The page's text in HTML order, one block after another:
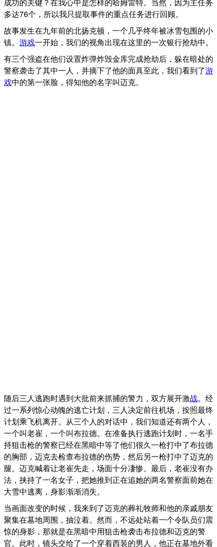
多达76个，所以我只提取事件的重点任务进行回顾。
故事发生在九年前的北扬克顿，一个几乎终年被冰雪包围的小
镇。 游戏一开始，我们的视角出现在这里的一次银行抢劫中。
有三个强盗在他们设置炸弹炸毁金库完成抢劫后，躲在暗处的
警察袭击了其中一人，并摘下了他的面具至此，我们看到了游
戏中的第一张脸，得知他的名字叫迈克。
随后三人逃跑时遇到大批前来抓捕的警力，双方展开激战。经
过一系列惊心动魄的逃亡计划，三人决定前往机场，按照最终
计划乘飞机离开。从三个人的对话中，我们知道还有两个人，
一个叫老崔，一个叫布拉德。在准备执行逃跑计划时，一名手
持狙击枪的警察已经在黑暗中等了他们很久一枪打中了布拉德
的胸部，迈克去检查布拉德的伤势，然后另一枪打中了迈克的
腿。迈克喊着让老崔先走，场面十分凄惨。最后，老崔没有办
法，挟持了一名女子，把她推到正在追她的两名警察面前她在
大雪中逃离，身影渐渐消失。
当画面改变的时候，我来到了迈克的葬礼牧师和他的亲戚朋友
聚集在墓地周围，抽泣着。然而，不远处站着一个令队员们震
惊的身影，那就是在黑暗中用狙击枪袭击布拉德和迈克的警
官。此时，镜头交给了一个穿着西装的男人，他正在墓地外看